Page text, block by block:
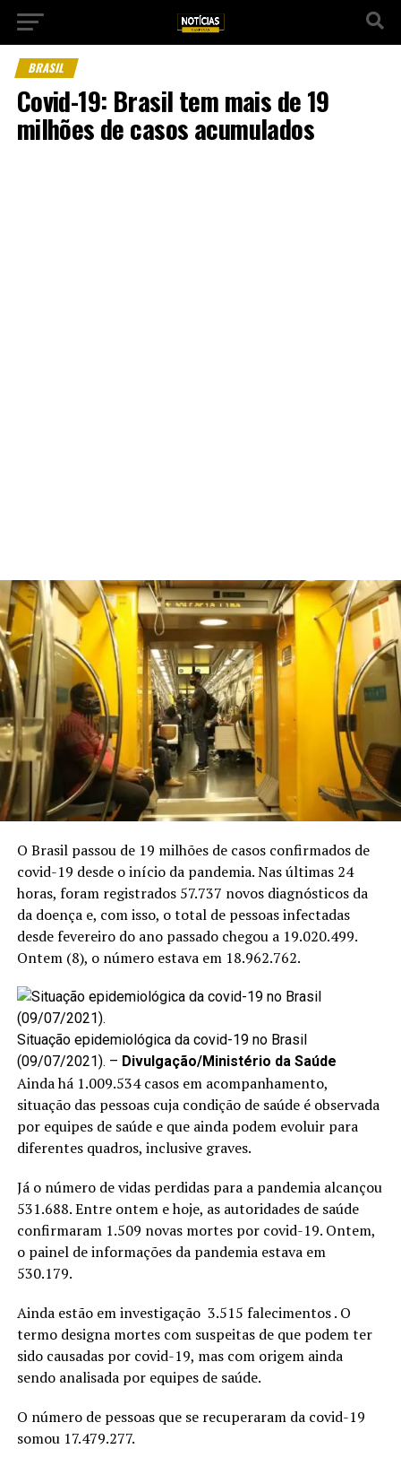
BRASIL
Covid-19: Brasil tem mais de 19
milhões de casos acumulados
O Brasil passou de 19 milhões de casos confirmados de
covid-19 desde o início da pandemia. Nas últimas 24
horas, foram registrados 57.737 novos diagnósticos da
da doença e, com isso, o total de pessoas infectadas
desde fevereiro do ano passado chegou a 19.020.499.
Ontem (8), o número estava em 18.962.762.
Situação epidemiológica da covid-19 no Brasil
(09/07/2021). – Divulgação/Ministério da Saúde
Ainda há 1.009.534 casos em acompanhamento,
situação das pessoas cuja condição de saúde é observada
por equipes de saúde e que ainda podem evoluir para
diferentes quadros, inclusive graves.
Já o número de vidas perdidas para a pandemia alcançou
531.688. Entre ontem ehoje, as autoridades de saúde
confirmaram 1.509 novas mortes por covid-19. Ontem,
o painel de informações da pandemia estava em
530.179.
Ainda estão em investigação 3.515 falecimentos . O
termo designa mortes com suspeitas de que podemter
sido causadas por covid-19, mas com origem ainda
sendo analisada por equipes de saúde.
O número de pessoas que se recuperaram da covid-19
somou 17.479.277.